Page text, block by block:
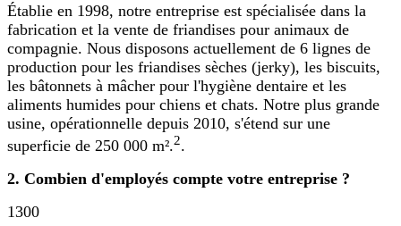
Établie en 1998, notre entreprise est spécialisée dans la
fabrication et la vente de friandises pour animaux de
compagnie. Nous disposons actuellement de 6 lignes de
production pour les friandises sèches (jerky), les biscuits,
les bâtonnets à mâcher pour l'hygiène dentaire et les
aliments humides pour chiens et chats. Notre plus grande
usine, opérationnelle depuis 2010, s'étend sur une
superficie de 250 000 m².2.
2. Combien d'employés compte votre entreprise ?
1300